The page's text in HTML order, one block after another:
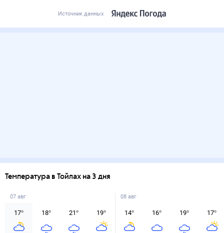
Источник данных
Температура в Тойлах на 3 дня
07 авг
17° 18° 21° 19°
08 авг
14° 16° 19° 17°